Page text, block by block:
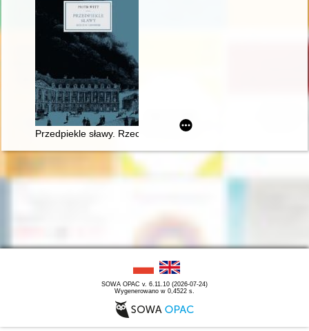
Przedpiekle sławy. Rzecz o Chopinie
SOWA OPAC v. 6.11.10 (2026-07-24)
Wygenerowano w 0,4522 s.